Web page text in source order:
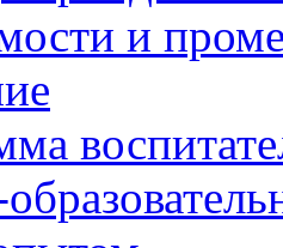
и